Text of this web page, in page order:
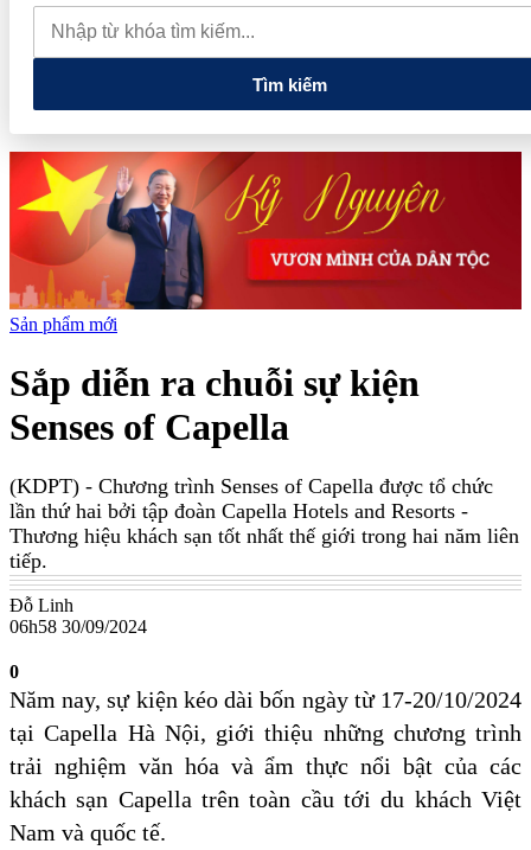
lao dốc mất mốc 100.000 đồng/kg
Chính phủ kiến tạo hệ sinh
thái phát triển, nâng tầm kinh tế tư nhân
Tìm kiếm
Sản phẩm mới
Sắp diễn ra chuỗi sự kiện
Senses of Capella
(KDPT) - Chương trình Senses of Capella được tổ chức
lần thứ hai bởi tập đoàn Capella Hotels and Resorts -
Thương hiệu khách sạn tốt nhất thế giới trong hai năm liên
tiếp.
Đỗ Linh
06h58 30/09/2024
0
Năm nay, sự kiện kéo dài bốn ngày từ 17-20/10/2024
tại Capella Hà Nội, giới thiệu những chương trình
trải nghiệm văn hóa và ẩm thực nổi bật của các
khách sạn Capella trên toàn cầu tới du khách Việt
Nam và quốc tế.